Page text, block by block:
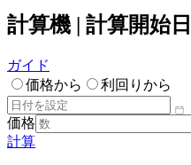
計算機 | 計算開始日
ガイド
価格から
利回りから
価格
計算